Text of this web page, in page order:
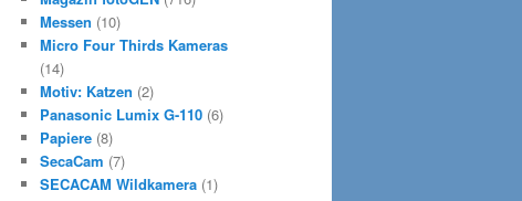
Messen (10)
Micro Four Thirds Kameras
(14)
Motiv: Katzen (2)
Panasonic Lumix G-110 (6)
Papiere (8)
SecaCam (7)
SECACAM Wildkamera (1)